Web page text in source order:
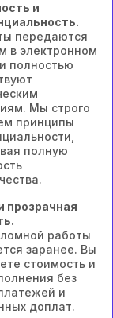
и
передаются
в электронном
полностью
Мы строго
принципы
полную
прозрачная
работы
заранее. Вы
стоимость и
без
и
доплат.